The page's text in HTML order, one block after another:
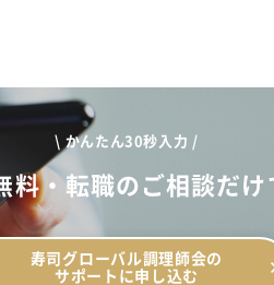
\ かんたん30秒入力 /
料・転職のご相談だけ
寿司グローバル調理師会の
サポートに申し込む